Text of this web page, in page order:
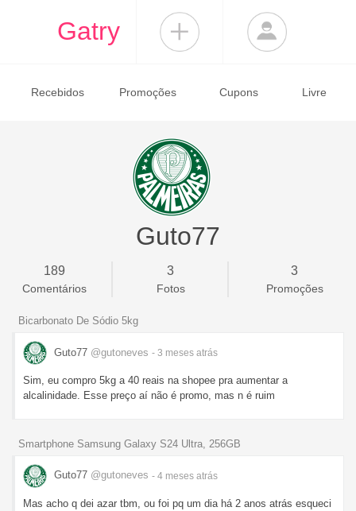
Gatry
Recebidos Promoções Cupons Livre
Guto77
189
Comentários
3
Fotos
3
Promoções
Bicarbonato De Sódio 5kg
Guto77 @gutoneves - 3 meses atrás
Sim, eu compro 5kg a 40 reais na shopee pra aumentar a
alcalinidade. Esse preço aí não é promo, mas n é ruim
Smartphone Samsung Galaxy S24 Ultra, 256GB
Guto77 @gutoneves - 4 meses atrás
Mas acho q dei azar tbm, ou foi pq um dia há 2 anos atrás esqueci